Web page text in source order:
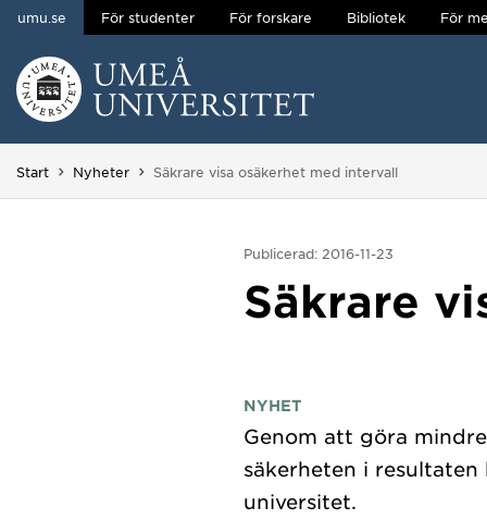
Hoppa direkt till innehållet
umu.se För studenter För forskare Bibliotek För
Start Nyheter Du är här:
Säkrare visa osäkerhet med intervall
Publicerad: 2016-11-23
Säkrare
NYHET
Genom att göra
säkerheten i